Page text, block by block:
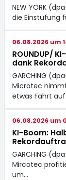
NEW YORK
die Einstufung
06.08.2026 um
ROUNDUP/
dank
GARCHING
Microtec
etwas Fahrt
06.08.2026 um
KI-Boom:
GARCHING
Mircotec
um…